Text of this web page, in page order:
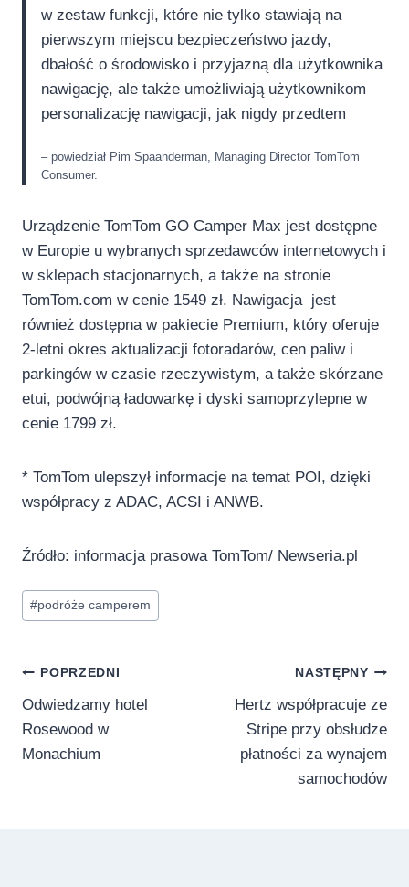
w zestaw funkcji, które nie tylko stawiają na
pierwszym miejscu bezpieczeństwo jazdy,
dbałość o środowisko i przyjazną dla użytkownika
nawigację, ale także umożliwiają użytkownikom
personalizację nawigacji, jak nigdy przedtem
– powiedział Pim Spaanderman, Managing Director TomTom
Consumer.
Urządzenie TomTom GO Camper Max jest dostępne
w Europie u wybranych sprzedawców internetowych i
w sklepach stacjonarnych, a także na stronie
TomTom.com w cenie 1549 zł. Nawigacja jest
również dostępna w pakiecie Premium, który oferuje
2-letni okres aktualizacji fotoradarów, cen paliw i
parkingów w czasie rzeczywistym, a także skórzane
etui, podwójną ładowarkę i dyski samoprzylepne w
cenie 1799 zł.
* TomTom ulepszył informacje na temat POI, dzięki
współpracy z ADAC, ACSI i ANWB.
Źródło: informacja prasowa TomTom/ Newseria.pl
Tagi
wpisu:
#podróże camperem
Nawigacja
wpisu
POPRZEDNI
Odwiedzamy hotel
Rosewood w
Monachium
NASTĘPNY
Hertz współpracuje ze
Stripe przy obsłudze
płatności za wynajem
samochodów